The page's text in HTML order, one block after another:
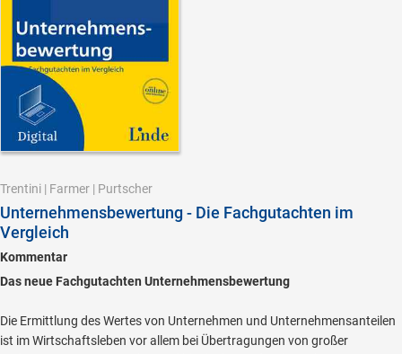
Trentini | Farmer | Purtscher
Unternehmensbewertung - Die Fachgutachten im
Vergleich
Kommentar
Das neue Fachgutachten Unternehmensbewertung
Die Ermittlung des Wertes von Unternehmen und Unternehmensanteilen
ist im Wirtschaftsleben vor allem bei Übertragungen von großer